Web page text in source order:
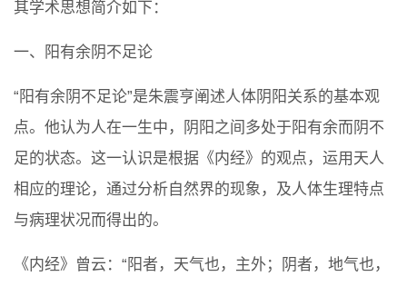
其学术思想简介如下：
一、阳有余阴不足论
“阳有余阴不足论”是朱震亨阐述人体阴阳关系的基本观
点。他认为人在一生中，阴阳之间多处于阳有余而阴不
足的状态。这一认识是根据《内经》的观点，运用天人
相应的理论，通过分析自然界的现象，及人体生理特点
与病理状况而得出的。
《内经》曾云：“阳者，天气也，主外；阴者，地气也，